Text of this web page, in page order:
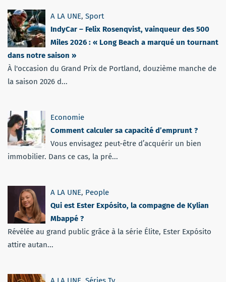
A LA UNE, Sport
IndyCar – Felix Rosenqvist, vainqueur des 500
Miles 2026 : « Long Beach a marqué un tournant
dans notre saison »
À l'occasion du Grand Prix de Portland, douzième manche de
la saison 2026 d...
Economie
Comment calculer sa capacité d’emprunt ?
Vous envisagez peut-être d’acquérir un bien
immobilier. Dans ce cas, la pré...
A LA UNE, People
Qui est Ester Expósito, la compagne de Kylian
Mbappé ?
Révélée au grand public grâce à la série Élite, Ester Expósito
attire autan...